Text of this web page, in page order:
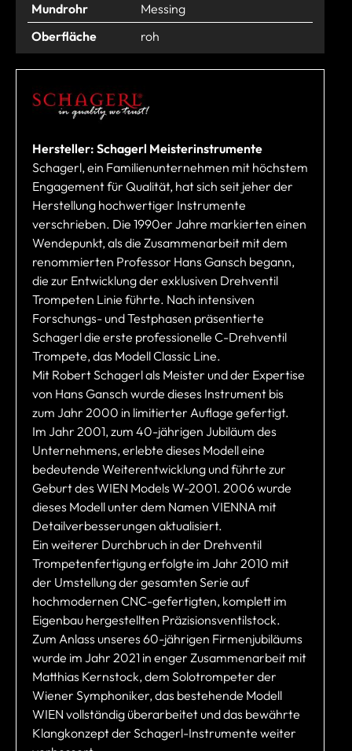
Mundrohr
Messing
Oberfläche
roh
Hersteller: Schagerl Meisterinstrumente
Schagerl, ein Familienunternehmen mit höchstem
Engagement für Qualität, hat sich seit jeher der
Herstellung hochwertiger Instrumente
verschrieben. Die 1990er Jahre markierten einen
Wendepunkt, als die Zusammenarbeit mit dem
renommierten Professor Hans Gansch begann,
die zur Entwicklung der exklusiven Drehventil
Trompeten Linie führte. Nach intensiven
Forschungs- und Testphasen präsentierte
Schagerl die erste professionelle C-Drehventil
Trompete, das Modell Classic Line.
Mit Robert Schagerl als Meister und der Expertise
von Hans Gansch wurde dieses Instrument bis
zum Jahr 2000 in limitierter Auflage gefertigt.
Im Jahr 2001, zum 40-jährigen Jubiläum des
Unternehmens, erlebte dieses Modell eine
bedeutende Weiterentwicklung und führte zur
Geburt des WIEN Models W-2001. 2006 wurde
dieses Modell unter dem Namen VIENNA mit
Detailverbesserungen aktualisiert.
Ein weiterer Durchbruch in der Drehventil
Trompetenfertigung erfolgte im Jahr 2010 mit
der Umstellung der gesamten Serie auf
hochmodernen CNC-gefertigten, komplett im
Eigenbau hergestellten Präzisionsventilstock.
Zum Anlass unseres 60-jährigen Firmenjubiläums
wurde im Jahr 2021 in enger Zusammenarbeit mit
Matthias Kernstock, dem Solotrompeter der
Wiener Symphoniker, das bestehende Modell
WIEN vollständig überarbeitet und das bewährte
Klangkonzept der Schagerl-Instrumente weiter